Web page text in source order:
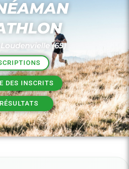
Loudenvielle (65)
DES INSCRITS
RÉSULTATS